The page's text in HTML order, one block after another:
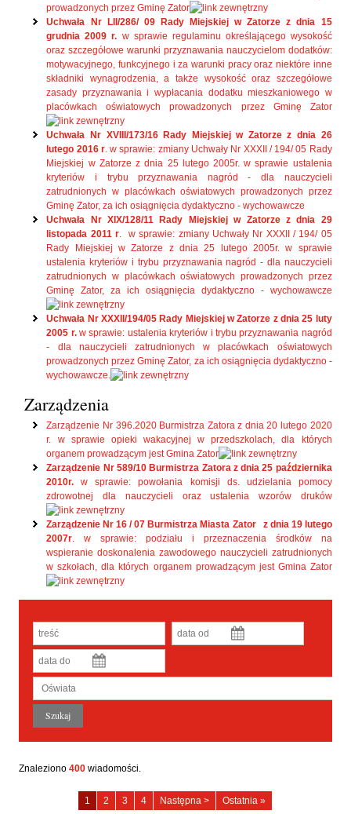
prowadzonych przez Gminę Zator
Uchwała Nr LII/286/ 09 Rady Miejskiej w Zatorze z dnia 15
grudnia 2009 r. w sprawie regulaminu określającego wysokość
oraz szczegółowe warunki przyznawania nauczycielom dodatków:
motywacyjnego, funkcyjnego i za warunki pracy oraz niektóre inne
składniki wynagrodzenia, a także wysokość oraz szczegółowe
zasady przyznawania i wypłacania dodatku mieszkaniowego w
placówkach oświatowych prowadzonych przez Gminę Zator
Uchwała Nr XVIII/173/16 Rady Miejskiej w Zatorze z dnia 26
lutego 2016 r. w sprawie: zmiany Uchwały Nr XXXII / 194/ 05 Rady
Miejskiej w Zatorze z dnia 25 lutego 2005r. w sprawie ustalenia
kryteriów i trybu przyznawania nagród - dla nauczycieli
zatrudnionych w placówkach oświatowych prowadzonych przez
Gminę Zator, za ich osiągnięcia dydaktyczno - wychowawcze
Uchwała Nr XIX/128/11 Rady Miejskiej w Zatorze z dnia 29
listopada 2011 r . w sprawie: zmiany Uchwały Nr XXXII / 194/ 05
Rady Miejskiej w Zatorze z dnia 25 lutego 2005r. w sprawie
ustalenia kryteriów i trybu przyznawania nagród - dla nauczycieli
zatrudnionych w placówkach oświatowych prowadzonych przez
Gminę Zator, za ich osiągnięcia dydaktyczno - wychowawcze
Uchwała Nr XXXII/194/05 Rady Miejskiej w Zatorze z dnia 25 luty
2005 r.w sprawie: ustalenia kryteriów i trybu przyznawania nagród
- dla nauczycieli zatrudnionych w placówkach oświatowych
prowadzonych przez Gminę Zator, za ich osiągnięcia dydaktyczno -
wychowawcze.
Zarządzenia
Zarządzenie Nr 396.2020 Burmistrza Zatora z dnia 20 lutego 2020
r. w sprawie opieki wakacyjnej w przedszkolach, dla których
organem prowadzącym jest Gmina Zator
Zarządzenie Nr 589/10 Burmistrza Zatora z dnia 25 października
2010r. w sprawie: powołania komisji ds. udzielania pomocy
zdrowotnej dla nauczycieli oraz ustalenia wzorów druków
Zarządzenie Nr 16 / 07 Burmistrza Miasta Zator z dnia 19 lutego
2007r . w sprawie: podziału i przeznaczenia środków na
wspieranie doskonalenia zawodowego nauczycieli zatrudnionych
w szkołach, dla których organem prowadzącym jest Gmina Zator
Znaleziono400 wiadomości.
Oświata
1
Oświata
2
Oświata
3
Oświata
4 Następna > Ostatnia »